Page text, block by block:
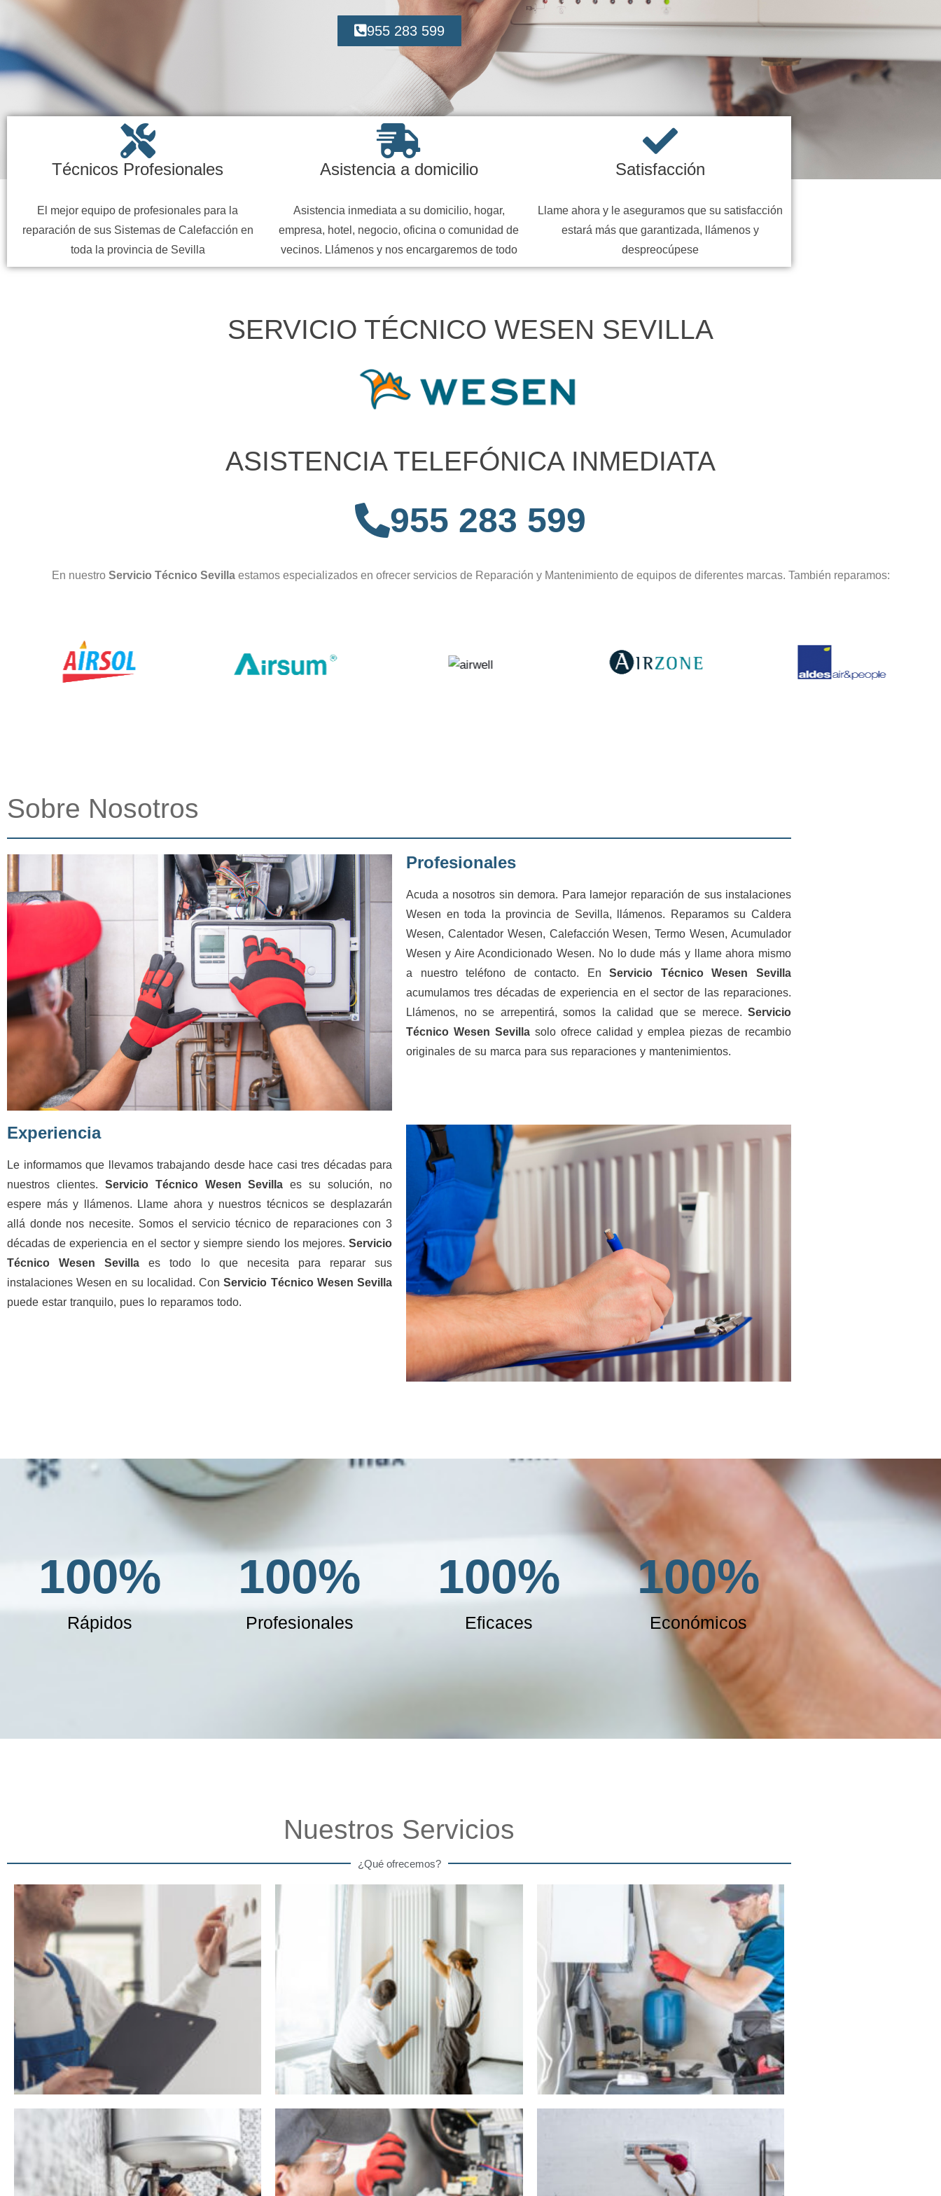
955 283 599
Técnicos Profesionales
El mejor equipo de profesionales para la
reparación de sus Sistemas de Calefacción en
toda la provincia de Sevilla
Asistencia a domicilio
Asistencia inmediata a su domicilio, hogar,
empresa, hotel, negocio, oficina o comunidad de
vecinos. Llámenos y nos encargaremos de todo
Satisfacción
Llame ahora y le aseguramos que su satisfacción
estará más que garantizada, llámenos y
despreocúpese
SERVICIO TÉCNICO WESEN SEVILLA
ASISTENCIA TELEFÓNICA INMEDIATA
955 283 599
En nuestro Servicio Técnico Sevilla estamos especializados en ofrecer servicios de Reparación y Mantenimiento de equipos de diferentes marcas. También reparamos:
Sobre Nosotros
Profesionales
Acuda a nosotros sin demora. Para lamejor reparación de sus instalaciones
Wesen en toda la provincia de Sevilla, llámenos. Reparamos su Caldera
Wesen, Calentador Wesen, Calefacción Wesen, Termo Wesen, Acumulador
Wesen y Aire Acondicionado Wesen. No lo dude más y llame ahora mismo
a nuestro teléfono de contacto. EnServicio Técnico Wesen Sevilla
acumulamos tres décadas de experiencia en el sector de las reparaciones.
Llámenos, no se arrepentirá, somos la calidad que se merece. Servicio
Técnico Wesen Sevillasolo ofrece calidad y emplea piezas de recambio
originales de su marca para sus reparaciones y mantenimientos.
Experiencia
Le informamos que llevamos trabajando desde hace casi tres décadas para
nuestros clientes. Servicio Técnico Wesen Sevilla es su solución, no
espere más y llámenos. Llame ahora y nuestros técnicos se desplazarán
allá donde nos necesite. Somos el servicio técnico de reparaciones con 3
décadas de experiencia en el sector y siempre siendo los mejores. Servicio
Técnico Wesen Sevillaes todo lo que necesita para reparar sus
instalaciones Wesen en su localidad. ConServicio Técnico Wesen Sevilla
puede estar tranquilo, pues lo reparamos todo.
Rápidos
100%
Profesionales
100%
Eficaces
100%
Económicos
100%
Nuestros Servicios
¿Qué ofrecemos?